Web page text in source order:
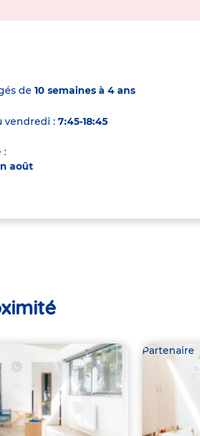
de 10 semaines à 4 ans
vendredi : 7:45-18:45
:
août
Partenaire